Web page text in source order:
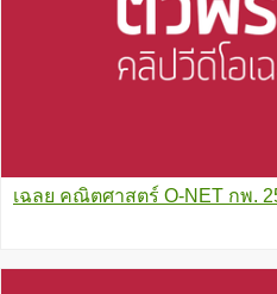
เฉลย คณิตศาสตร์ O-NET กพ.